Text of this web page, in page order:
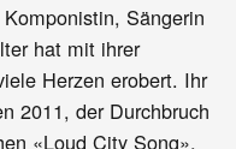
Sängerin
hat mit ihrer
Herzen erobert. Ihr
2011, der Durchbruch
«Loud City Song»,